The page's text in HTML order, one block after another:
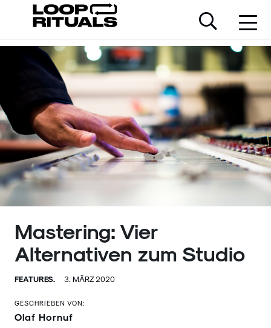
Mastering: Vier
Alternativen zum Studio
FEATURES. 3. MÄRZ 2020
GESCHRIEBEN VON:
Olaf Hornuf